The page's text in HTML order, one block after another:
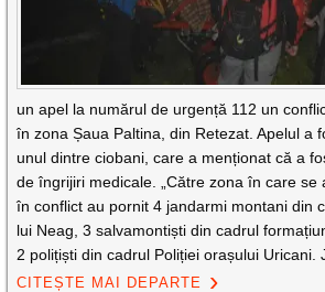
un apel la numărul de urgență 112 un
în zona Șaua Paltina, din Retezat. Apelul a
unul dintre ciobani, care a menționat că a
de îngrijiri medicale. „Către zona în care se
în conflict au pornit 4 jandarmi montani din
lui Neag, 3 salvamontiști din cadrul
2 polițiști din cadrul Poliției orașului Uricani.
CITEȘTE MAI DEPARTE